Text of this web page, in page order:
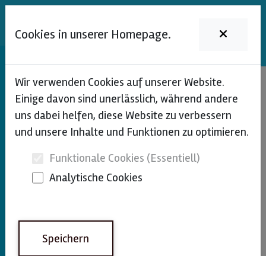
DENA
DENA- Digitaler Epilepsie
Notfallausweis
DENA, der Digitale Epilepsie Notfallausweis der
neuraxFoundation gGmbH und des DE
Epilepsie.
Mit dem kostenfreien Ausweis können Personen, die
Cookies in unserer Homepage.
Wir verwenden Cookies auf unserer Website.
Einige davon sind unerlässlich, während andere
uns dabei helfen, diese Website zu verbessern
und unsere Inhalte und Funktionen zu optimieren.
Funktionale Cookies (Essentiell)
Analytische Cookies
Speichern